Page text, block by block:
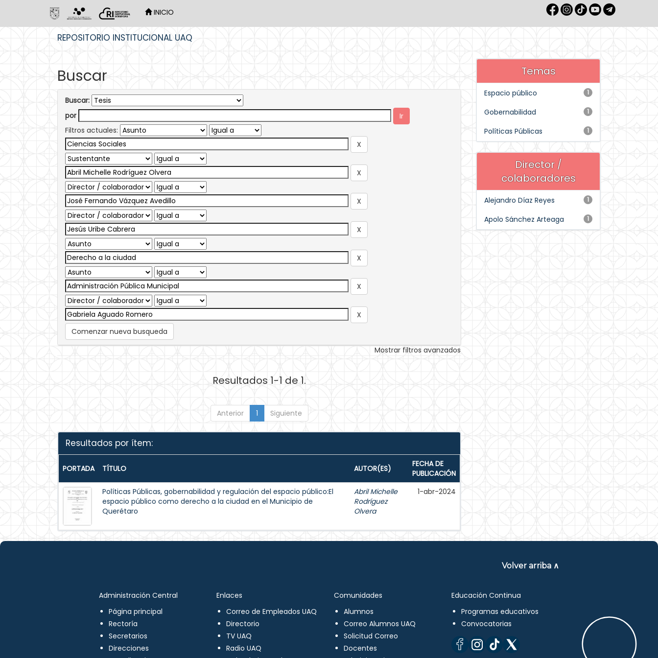
INICIO
REPOSITORIO INSTITUCIONAL UAQ
Buscar
Buscar:
por
Filtros actuales:
Comenzar nueva busqueda
Mostrar filtros avanzados
Resultados 1-1 de 1.
Anterior 1 Siguiente
Resultados por ítem:
PORTADA TÍTULO AUTOR(ES)
FECHA DE
PUBLICACIÓN
Políticas Públicas, gobernabilidad y regulación del espacio público:El
espacio público como derecho a la ciudad en el Municipio de
Querétaro
Abril Michelle
Rodríguez
Olvera
1-abr-2024
Temas
1
Espacio público
1
Gobernabilidad
1
Políticas Públicas
Director /
colaboradores
1
Alejandro Díaz Reyes
1
Apolo Sánchez Arteaga
Volver arriba ∧
Administración Central
Página principal
Rectoría
Secretarios
Direcciones
Enlaces
Correo de Empleados UAQ
Directorio
TV UAQ
Radio UAQ
Comunidades
Alumnos
Correo Alumnos UAQ
Solicitud Correo
Docentes
Educación Continua
Programas educativos
Convocatorias